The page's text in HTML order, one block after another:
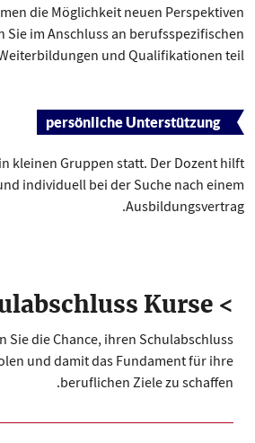
die Möglichkeit neuen Perspektiven
Sie im Anschluss an berufsspezifischen
und Qualifikationen teil.
persönliche Unterstützung
kleinen Gruppen statt. Der Dozent hilft
individuell bei der Suche nach einem
Ausbildungsvertrag.
> Schulabschluss Kurse
Sie die Chance, ihren Schulabschluss
und damit das Fundament für ihre
beruflichen Ziele zu schaffen.